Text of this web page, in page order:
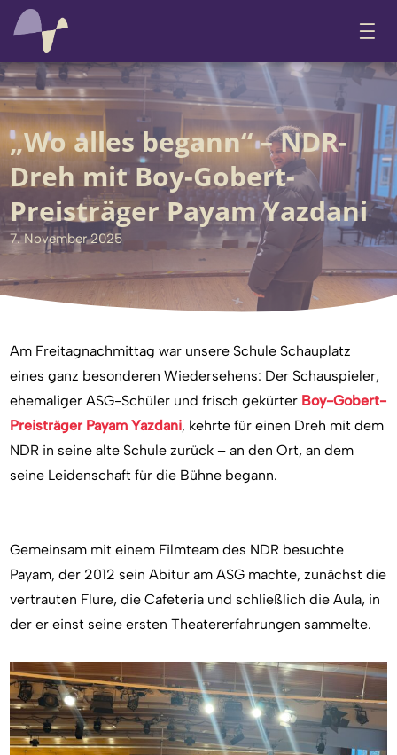
„Wo alles begann“ – NDR-
Dreh mit Boy-Gobert-
Preisträger Payam Yazdani
7. November 2025
Am Freitagnachmittag war unsere Schule Schauplatz
eines ganz besonderen Wiedersehens: Der Schauspieler,
ehemaliger ASG-Schüler und frisch gekürter Boy-Gobert-
Preisträger Payam Yazdani, kehrte für einen Dreh mit dem
NDR in seine alte Schule zurück – an den Ort, an dem
seine Leidenschaft für die Bühne begann.
Gemeinsam mit einem Filmteam des NDR besuchte
Payam, der 2012 sein Abitur am ASG machte, zunächst die
vertrauten Flure, die Cafeteria und schließlich die Aula, in
der er einst seine ersten Theatererfahrungen sammelte.